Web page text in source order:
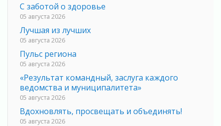
С заботой о здоровье
05 августа 2026
Лучшая из лучших
05 августа 2026
Пульс региона
05 августа 2026
«Результат командный, заслуга каждого
ведомства и муниципалитета»
05 августа 2026
Вдохновлять, просвещать и объединять!
05 августа 2026